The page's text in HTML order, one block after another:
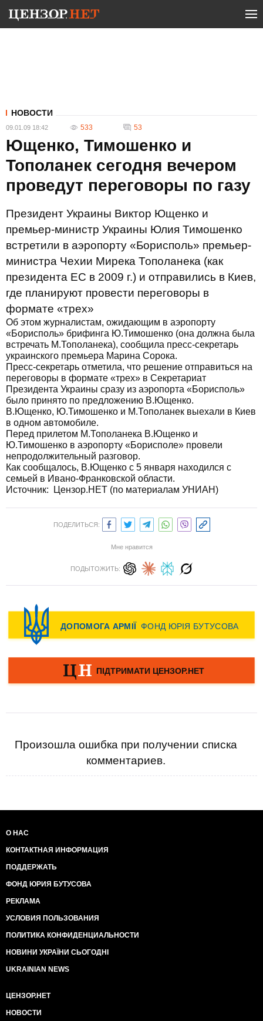
НОВОСТИ
09.01.09 18:42 533 53
Ющенко, Тимошенко и
Тополанек сегодня вечером
проведут переговоры по газу
Президент Украины Виктор Ющенко и
премьер-министр Украины Юлия Тимошенко
встретили в аэропорту «Борисполь» премьер-
министра Чехии Мирека Тополанека (как
президента ЕС в 2009 г.) и отправились в Киев,
где планируют провести переговоры в
формате «трех»
Об этом журналистам, ожидающим в аэропорту
«Борисполь» брифинга Ю.Тимошенко (она должна была
встречать М.Тополанека), сообщила пресс-секретарь
украинского премьера Марина Сорока.
Пресс-секретарь отметила, что решение отправиться на
переговоры в формате «трех» в Секретариат
Президента Украины сразу из аэропорта «Борисполь»
было принято по предложению В.Ющенко.
В.Ющенко, Ю.Тимошенко и М.Тополанек выехали в Киев
в одном автомобиле.
Перед прилетом М.Тополанека В.Ющенко и
Ю.Тимошенко в аэропорту «Борисполе» провели
непродолжительный разговор.
Как сообщалось, В.Ющенко с 5 января находился с
семьей в Ивано-Франковской области.
Источник: Цензор.НЕТ (по материалам УНИАН)
ПОДЕЛИТЬСЯ:
Мне нравится
ПОДЫТОЖИТЬ:
Произошла ошибка при получении списка
комментариев.
О НАС
КОНТАКТНАЯ ИНФОРМАЦИЯ
ПОДДЕРЖАТЬ
ФОНД ЮРИЯ БУТУСОВА
РЕКЛАМА
УСЛОВИЯ ПОЛЬЗОВАНИЯ
ПОЛИТИКА КОНФИДЕНЦИАЛЬНОСТИ
НОВИНИ УКРАЇНИ СЬОГОДНІ
UKRAINIAN NEWS
ЦЕНЗОР.НЕТ
НОВОСТИ